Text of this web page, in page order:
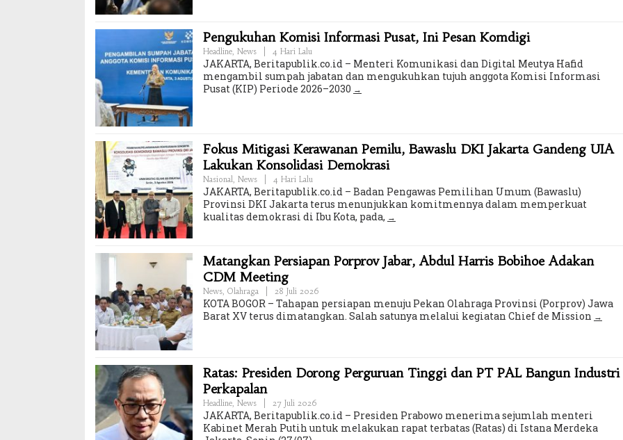
Pengukuhan Komisi Informasi Pusat, Ini Pesan Komdigi
Headline, News 4 Hari Lalu
JAKARTA, Beritapublik.co.id – Menteri Komunikasi dan Digital Meutya Hafid
mengambil sumpah jabatan dan mengukuhkan tujuh anggota Komisi Informasi
Pusat (KIP) Periode 2026–2030
Fokus Mitigasi Kerawanan Pemilu, Bawaslu DKI Jakarta Gandeng UIA
Lakukan Konsolidasi Demokrasi
Nasional, News 4 Hari Lalu
JAKARTA, Beritapublik.co.id – Badan Pengawas Pemilihan Umum (Bawaslu)
Provinsi DKI Jakarta terus menunjukkan komitmennya dalam memperkuat
kualitas demokrasi di Ibu Kota, pada,
Matangkan Persiapan Porprov Jabar, Abdul Harris Bobihoe Adakan
CDM Meeting
News, Olahraga 28 Juli 2026
KOTA BOGOR – Tahapan persiapan menuju Pekan Olahraga Provinsi (Porprov) Jawa
Barat XV terus dimatangkan. Salah satunya melalui kegiatan Chief de Mission
Ratas: Presiden Dorong Perguruan Tinggi dan PT PAL Bangun Industri
Perkapalan
Headline, News 27 Juli 2026
JAKARTA, Beritapublik.co.id – Presiden Prabowo menerima sejumlah menteri
Kabinet Merah Putih untuk melakukan rapat terbatas (Ratas) di Istana Merdeka